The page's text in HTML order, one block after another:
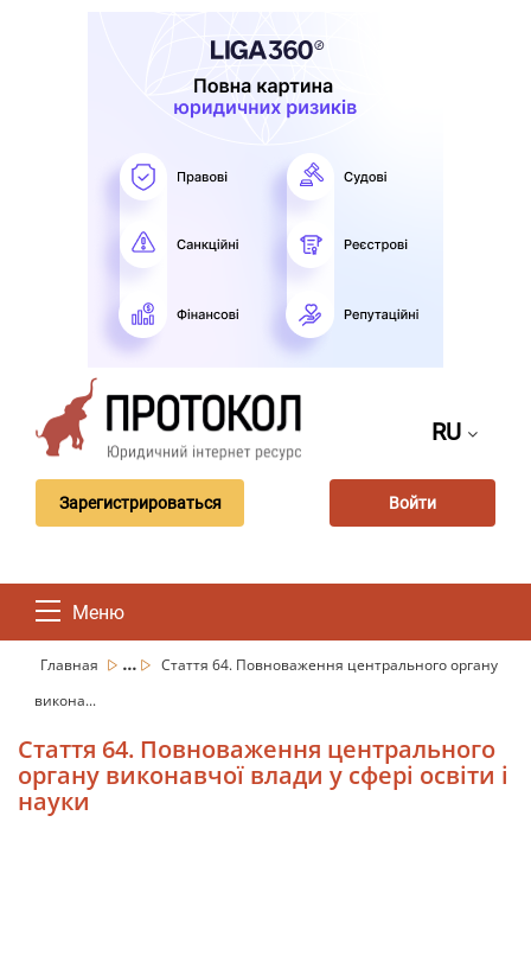
RU
Зарегистрироваться Войти
Меню
Главная ...
Стаття 64. Повноваження центрального органу
викона...
Стаття 64. Повноваження центрального
органу виконавчої влади у сфері освіти і
науки